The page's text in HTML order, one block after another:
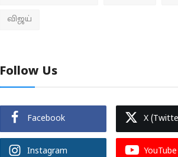
விஜய்
Follow Us
Facebook X
Instagram YouTube